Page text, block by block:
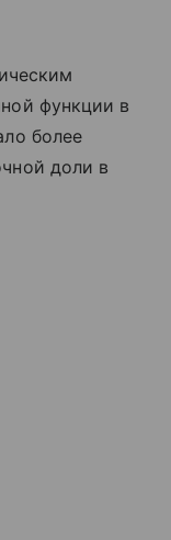
функции в
более
доли в